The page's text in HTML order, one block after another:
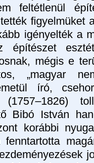
feltétlenül
figyelmüket
igényelték a
építészet
mégis e
„magyar
író,
Bibó István
korábbi